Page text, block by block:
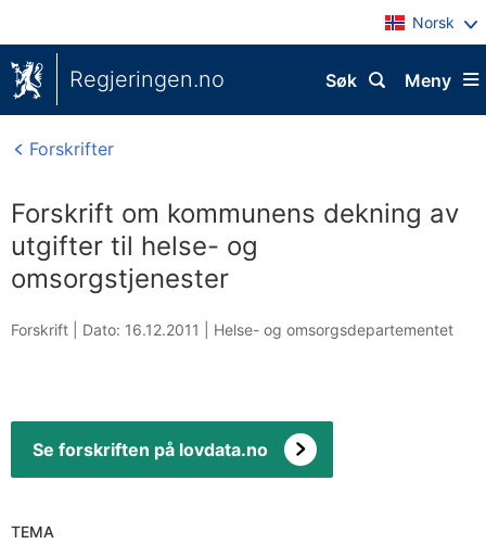
Norsk
Regjeringen.no Meny
Søk
Forskrifter
Forskrift om kommunens dekning av
utgifter til helse- og
omsorgstjenester
Forskrift | Dato: 16.12.2011 Helse- og omsorgsdepartementet
Se forskriften på lovdata.no
TEMA